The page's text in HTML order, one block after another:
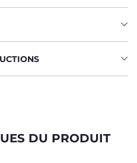
DU PRODUIT